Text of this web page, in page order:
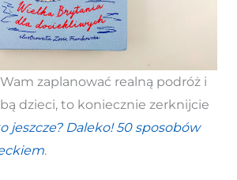
zaplanować realną podróż i
dzieci, to koniecznie zerknijcie
jeszcze? Daleko! 50 sposobów
.